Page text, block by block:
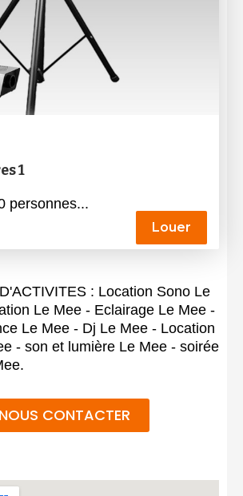
1
personnes...
Louer
: Location Sono Le
Le Mee - Eclairage Le Mee -
Le Mee - Dj Le Mee - Location
- son et lumière Le Mee - soirée
NOUS CONTACTER